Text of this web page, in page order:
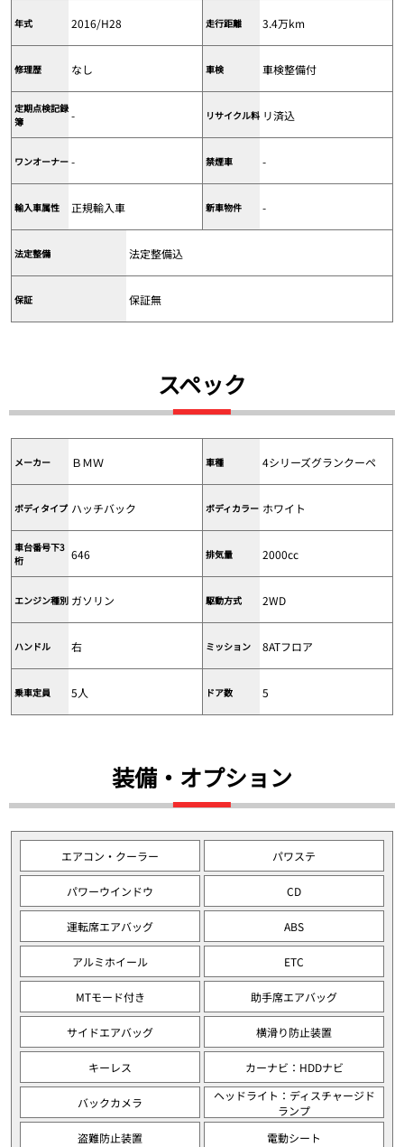
年式 2016/H28 走行距離 3.4万km
修理歴 なし 車検 車検整備付
定期点検記録
簿
- リサイクル料 リ済込
ワンオーナー - 禁煙車 -
輸入車属性 正規輸入車 新車物件 -
法定整備 法定整備込
保証 保証無
スペック
メーカー ＢＭＷ 車種 4シリーズグランクーペ
ボディタイプ ハッチバック ボディカラー ホワイト
車台番号下3
桁
646 排気量 2000cc
エンジン種別 ガソリン 駆動方式 2WD
ハンドル 右 ミッション 8ATフロア
乗車定員 5人 ドア数 5
装備・オプション
エアコン・クーラー パワステ
パワーウインドウ CD
運転席エアバッグ ABS
アルミホイール ETC
MTモード付き 助手席エアバッグ
サイドエアバッグ 横滑り防止装置
キーレス カーナビ：HDDナビ
バックカメラ
ヘッドライト：ディスチャージド
ランプ
盗難防止装置
電動シート